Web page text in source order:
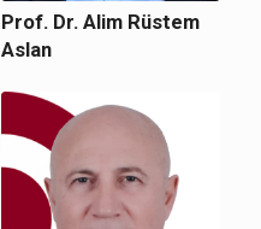
Prof. Dr. Alim Rüstem
Aslan